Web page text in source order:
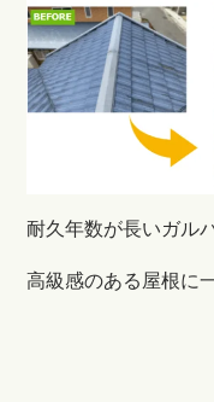
耐久年数が長いガル
高級感のある屋根に